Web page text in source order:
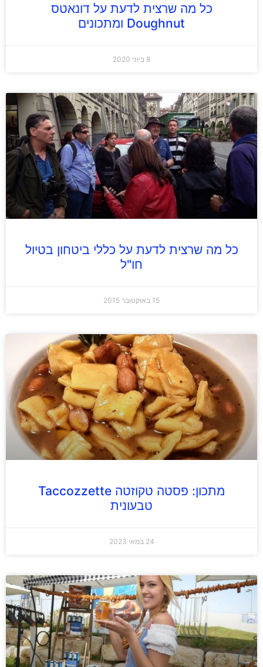
כל מה שרצית לדעת על דונאטס
Doughnut ומתכונים
8 ביוני 2020
כל מה שרצית לדעת על כללי ביטחון בטיול
חו"ל
15 באוקטובר 2015
מתכון: פסטה טקוזטה Taccozzette
טבעונית
24 במאי 2023